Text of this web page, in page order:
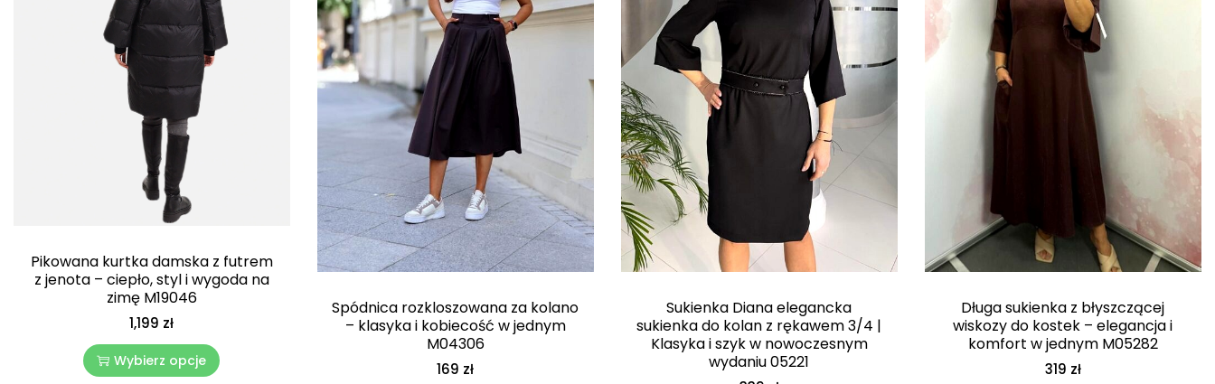
Pikowana kurtka damska z futrem
z jenota – ciepło, styl i wygoda na
zimę M19046
1,199 zł
Wybierz opcje
Spódnica rozkloszowana za kolano
– klasyka i kobiecość w jednym
M04306
169 zł
Sukienka Diana elegancka
sukienka do kolan z rękawem 3/4 |
Klasyka i szyk w nowoczesnym
wydaniu 05221
Długa sukienka z błyszczącej
wiskozy do kostek – elegancja i
komfort w jednym M05282
319 zł